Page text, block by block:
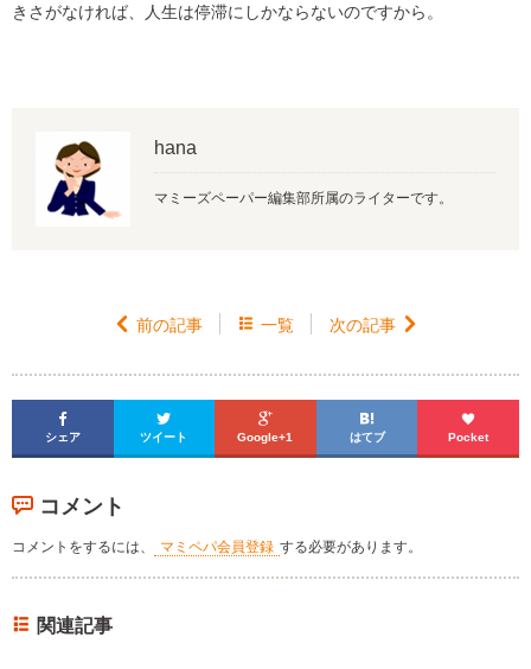
きさがなければ、人生は停滞にしかならないのですから。
hana
マミーズペーパー編集部所属のライターです。
 前の記事  一覧 次の記事 

シェア

ツイート

Google+1

はてブ

Pocket
コメント
コメントをするには、 マミペパ会員登録 する必要があります。
関連記事